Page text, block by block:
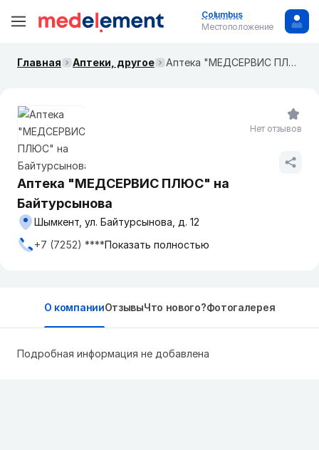
Columbus
Местоположение
Главная Аптеки, другое Аптека "МЕДСЕРВИС ПЛЮС" на Байтурсынова
Аптека "МЕДСЕРВИС ПЛЮС" на
Байтурсынова
Шымкент, ул. Байтурсынова, д. 12
+7 (7252) ****Показать полностью
Нет отзывов
О компанииОтзывыЧто нового?Фотогалерея
Подробная информация не добавлена